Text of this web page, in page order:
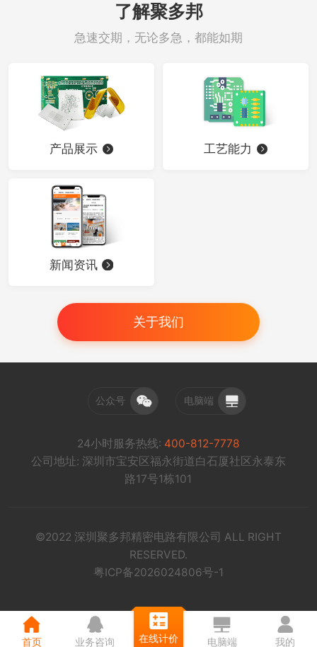
了解聚多邦
急速交期，无论多急，都能如期
产品展示 工艺能力
新闻资讯
关于我们
公众号 电脑端
24小时服务热线: 400-812-7778
公司地址: 深圳市宝安区福永街道白石厦社区永泰东
路17号1栋101
©2022 深圳聚多邦精密电路有限公司 ALL RIGHT
RESERVED.
粤ICP备2026024806号-1
首页 业务咨询 在线计价 电脑端 我的